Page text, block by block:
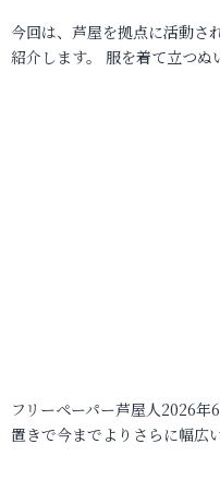
今回は、芦屋を拠点に活動さ
紹介します。 服を着て立つ
フリーペーパー芦屋人2026
置きで今までよりさらに幅広